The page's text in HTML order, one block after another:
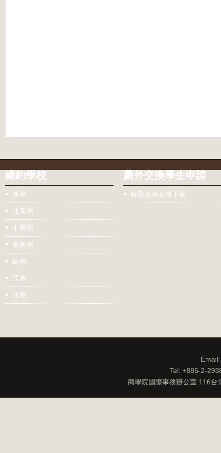
締約學校
澳洲
北美洲
中美洲
南美洲
歐洲
亞洲
非洲
薦外交換學生申請
錄取資格表格下載
Tel: +886-2-
商學院國際事務辦公室 116台